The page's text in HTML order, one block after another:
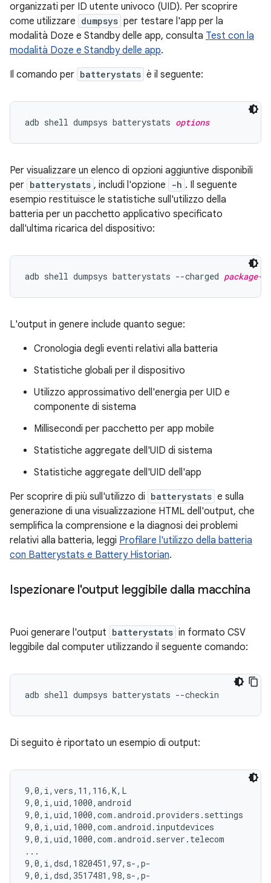
organizzati per ID utente univoco (UID). Per scoprire
come utilizzare dumpsys per testare l'app per la
modalità Doze e Standby delle app, consulta Test con la
modalità Doze e Standby delle app.
Il comando per batterystats è il seguente:
adb shell dumpsys batterystats options
Per visualizzare un elenco di opzioni aggiuntive disponibili
per batterystats , includi l'opzione -h . Il seguente
esempio restituisce le statistiche sull'utilizzo della
batteria per un pacchetto applicativo specificato
dall'ultima ricarica del dispositivo:
adb shell dumpsys batterystats --charged package-
L'output in genere include quanto segue:
Cronologia degli eventi relativi alla batteria
Statistiche globali per il dispositivo
Utilizzo approssimativo dell'energia per UID e
componente di sistema
Millisecondi per pacchetto per app mobile
Statistiche aggregate dell'UID di sistema
Statistiche aggregate dell'UID dell'app
Per scoprire di più sull'utilizzo di batterystats e sulla
generazione di una visualizzazione HTML dell'output, che
semplifica la comprensione e la diagnosi dei problemi
relativi alla batteria, leggi Profilare l'utilizzo della batteria
con Batterystats e Battery Historian.
Ispezionare l'output leggibile dalla macchina
Puoi generare l'output batterystats in formato CSV
leggibile dal computer utilizzando il seguente comando:
Di seguito è riportato un esempio di output:
9,0,i,vers,11,116,K,L
9,0,i,uid,1000,android
9,0,i,uid,1000,com.android.providers.settings
9,0,i,uid,1000,com.android.inputdevices
9,0,i,uid,1000,com.android.server.telecom
...
9,0,i,dsd,1820451,97,s-,p-
9,0,i,dsd,3517481,98,s-,p-